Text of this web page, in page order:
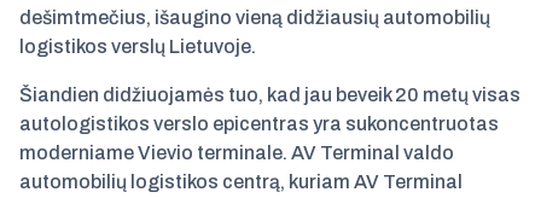
dešimtmečius, išaugino vieną didžiausių automobilių
logistikos verslų Lietuvoje.
Šiandien didžiuojamės tuo, kad jau beveik 20 metų visas
autologistikos verslo epicentras yra sukoncentruotas
moderniame Vievio terminale. AV Terminal valdo
automobilių logistikos centrą, kuriam AV Terminal